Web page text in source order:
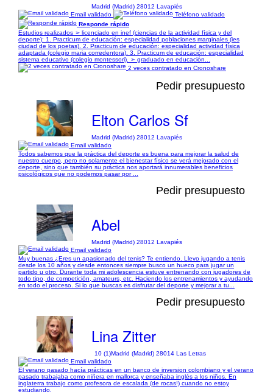
Madrid (Madrid) 28012 Lavapiés
Email validado
Teléfono validado
Responde rápido
Estudios realizados ➢ licenciado en inef (ciencias de la actividad física y del
deporte): 1. Practicum de educación: especialidad poblaciones marginales (ies
ciudad de los poetas). 2. Practicum de educación: especialidad actividad física
adaptada (colegio maria corredentora). 3. Practicum de educación: especialidad
sistema educativo (colegio montessori). ➢ graduado en educación...
2 veces contratado en Cronoshare
Pedir presupuesto
Elton Carlos Sf
Madrid (Madrid) 28012 Lavapiés
Email validado
Todos sabemos que la práctica del deporte es buena para mejorar la salud de
nuestro cuerpo, pero no solamente el bienestar físico se verá mejorado con el
deporte, sino que también su práctica nos aportará innumerables beneficios
psicológicos que no podemos pasar por ...
Pedir presupuesto
Abel
Madrid (Madrid) 28012 Lavapiés
Email validado
Muy buenas ¿Eres un apasionado del tenis? Te entiendo. Llevo jugando a tenis
desde los 10 años y desde entonces siempre busco un hueco para jugar un
partido u otro. Durante toda mi adolescencia estuve entrenando con jugadores de
todo tipo, de competición, amateurs, etc. Haciendo los entrenamientos y ayudando
en todo el proceso. Si lo que buscas es disfrutar del deporte y mejorar a tu...
Pedir presupuesto
Lina Zitter
10 (1)Madrid (Madrid) 28014 Las Letras
Email validado
El verano pasado hacía prácticas en un banco de inversion colombiano y el verano
pasado trabajaba como niñera en mallorca y enseñaba inglés a los niños. En
inglaterra trabajo como profesora de escalada (de rocas!) cuando no estoy
estudiando.